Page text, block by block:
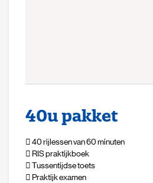
40u pakket
40 rijlessen van 60 minuten
RIS praktijkboek
Tussentijdse toets
Praktijk examen